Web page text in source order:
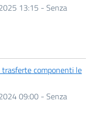
13:15 - Senza
trasferte componenti le
09:00 - Senza